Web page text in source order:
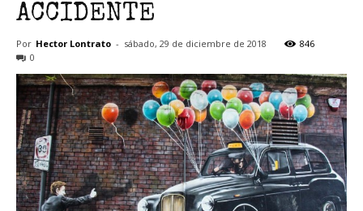
ACCIDENTE
Por Hector Lontrato - sábado, 29 de diciembre de 2018
846
0